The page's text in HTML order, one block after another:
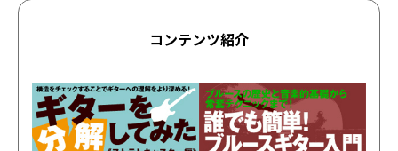
コンテンツ紹介